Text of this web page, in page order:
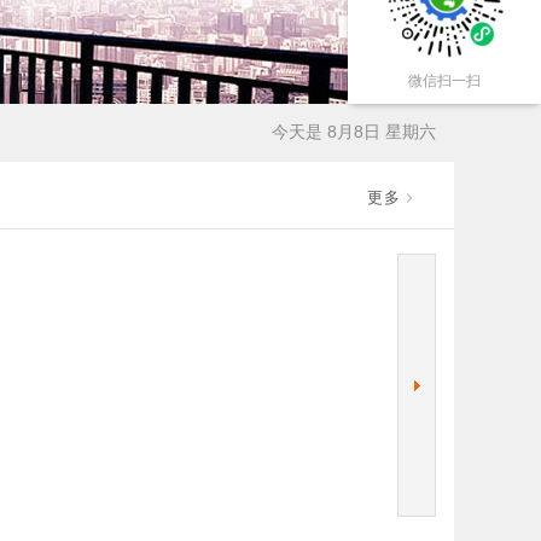
今天是 8月8日 星期六
更多
微信扫一扫